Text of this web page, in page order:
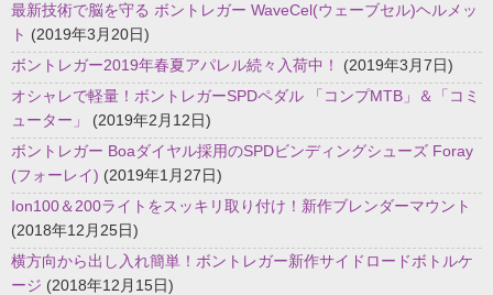
最新技術で脳を守る ボントレガー WaveCel(ウェーブセル)ヘルメッ
ト (2019年3月20日)
ボントレガー2019年春夏アパレル続々入荷中！
(2019年3月7日)
オシャレで軽量！ボントレガーSPDペダル 「コンプMTB」＆「コミ
ューター」
(2019年2月12日)
ボントレガー Boaダイヤル採用のSPDビンディングシューズ Foray
(フォーレイ) (2019年1月27日)
Ion100＆200ライトをスッキリ取り付け！新作ブレンダーマウント
(2018年12月25日)
横方向から出し入れ簡単！ボントレガー新作サイドロードボトルケ
ージ (2018年12月15日)